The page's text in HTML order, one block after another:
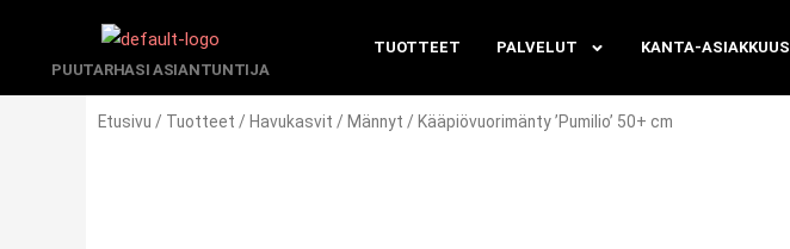
PUUTARHASI ASIANTUNTIJA
TUOTTEET PALVELUT KANTA-ASIAKKUUS
Etusivu / Tuotteet / Havukasvit / Männyt / Kääpiövuorimänty ’Pumilio’ 50+ cm